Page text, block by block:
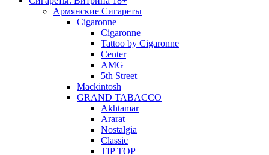
Армянские Сигареты
Cigaronne
Cigaronne
Tattoo by Cigaronne
Center
AMG
5th Street
Mackintosh
GRAND TABACCO
Akhtamar
Ararat
Nostalgia
Classic
TIP TOP